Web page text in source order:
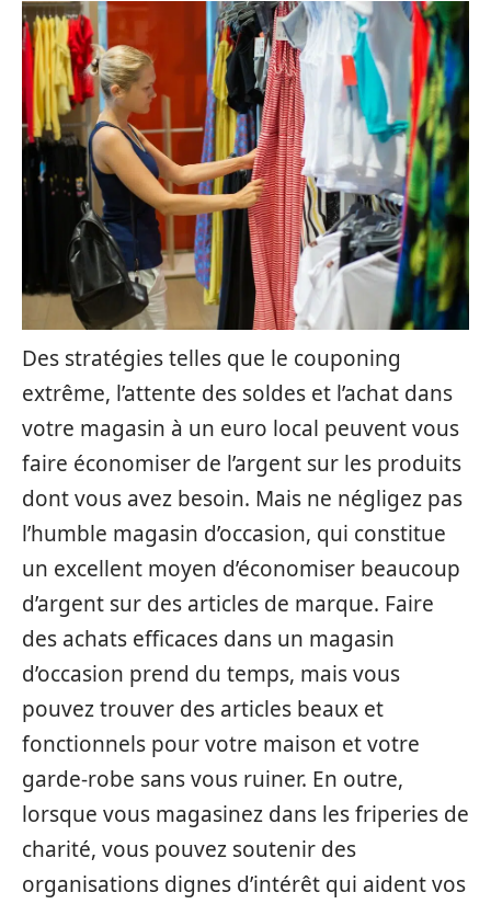
Des stratégies telles que le couponing
extrême, l’attente des soldes et l’achat dans
votre magasin à un euro local peuvent vous
faire économiser de l’argent sur les produits
dont vous avez besoin. Mais ne négligez pas
l’humble magasin d’occasion, qui constitue
un excellent moyen d’économiser beaucoup
d’argent sur des articles de marque. Faire
des achats efficaces dans un magasin
d’occasion prend du temps, mais vous
pouvez trouver des articles beaux et
fonctionnels pour votre maison et votre
garde-robe sans vous ruiner. En outre,
lorsque vous magasinez dans les friperies de
charité, vous pouvez soutenir des
organisations dignes d’intérêt qui aident vos